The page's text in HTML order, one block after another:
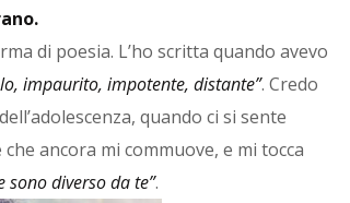
di poesia. L’ho scritta quando avevo
impaurito, impotente, distante”. Credo
quando ci si sente
ancora mi commuove, e mi tocca
sono diverso da te”.